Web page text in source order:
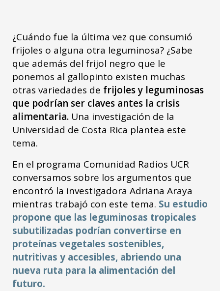
¿Cuándo fue la última vez que consumió
frijoles o alguna otra leguminosa? ¿Sabe
que además del frijol negro que le
ponemos al gallopinto existen muchas
otras variedades de frijoles y leguminosas
que podrían ser claves antes la crisis
alimentaria. Una investigación de la
Universidad de Costa Rica plantea este
tema.
En el programa Comunidad Radios UCR
conversamos sobre los argumentos que
encontró la investigadora Adriana Araya
mientras trabajó con este tema. Su estudio
propone que las leguminosas tropicales
subutilizadas podrían convertirse en
proteínas vegetales sostenibles,
nutritivas y accesibles, abriendo una
nueva ruta para la alimentación del
futuro.